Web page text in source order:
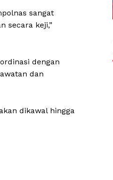
sangat
secara keji,”
dengan
dan
dikawal hingga